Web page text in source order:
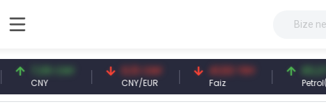
7,09 CNY
CNY
0,13 CNY
CNY/EUR
41,53 TRY
Faiz
83,27 USD
Petrol(brent)